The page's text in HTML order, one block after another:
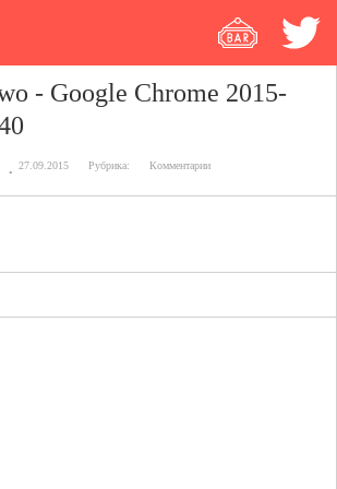
- Google Chrome 2015-
27.09.2015 Рубрика: Комментарии